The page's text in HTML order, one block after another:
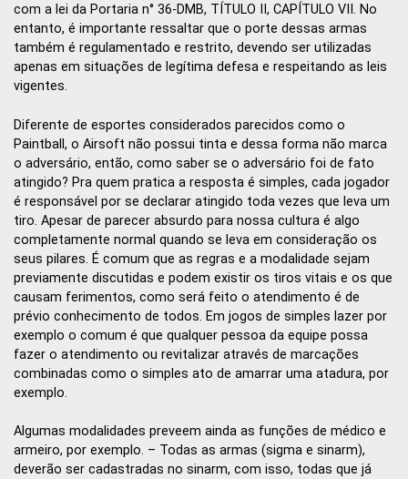
com a lei da Portaria n° 36-DMB, TÍTULO II, CAPÍTULO VII. No
entanto, é importante ressaltar que o porte dessas armas
também é regulamentado e restrito, devendo ser utilizadas
apenas em situações de legítima defesa e respeitando as leis
vigentes.
Diferente de esportes considerados parecidos como o
Paintball, o Airsoft não possui tinta e dessa forma não marca
o adversário, então, como saber se o adversário foi de fato
atingido? Pra quem pratica a resposta é simples, cada jogador
é responsável por se declarar atingido toda vezes que leva um
tiro. Apesar de parecer absurdo para nossa cultura é algo
completamente normal quando se leva em consideração os
seus pilares. É comum que as regras e a modalidade sejam
previamente discutidas e podem existir os tiros vitais e os que
causam ferimentos, como será feito o atendimento é de
prévio conhecimento de todos. Em jogos de simples lazer por
exemplo o comum é que qualquer pessoa da equipe possa
fazer o atendimento ou revitalizar através de marcações
combinadas como o simples ato de amarrar uma atadura, por
exemplo.
Algumas modalidades preveem ainda as funções de médico e
armeiro, por exemplo. – Todas as armas (sigma e sinarm),
deverão ser cadastradas no sinarm, com isso, todas que já